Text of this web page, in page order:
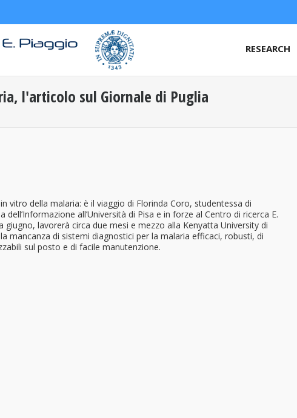
RESEARCH
l'articolo sul Giornale di Puglia
vitro della malaria: è il viaggio di Florinda Coro, studentessa di
all’Università di Pisa e in forze al Centro di ricerca E.
giugno, lavorerà circa due mesi e mezzo alla Kenyatta University di
mancanza di sistemi diagnostici per la malaria efficaci, robusti, di
sul posto e di facile manutenzione.